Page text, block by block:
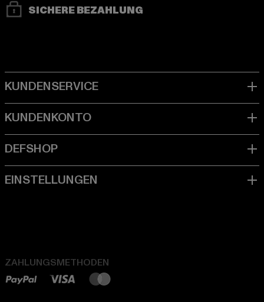
SICHERE BEZAHLUNG
ZAHLUNGSMETHODEN